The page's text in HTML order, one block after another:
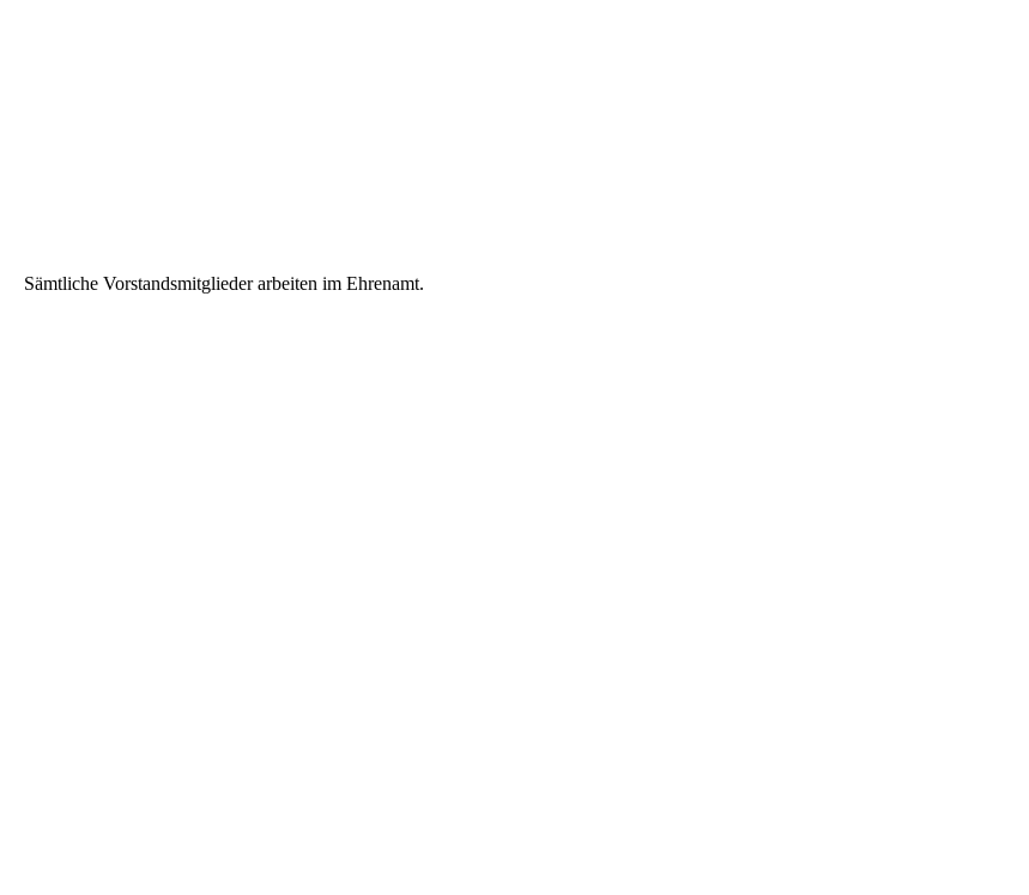
Sämtliche Vorstandsmitglieder arbeiten im Ehrenamt.